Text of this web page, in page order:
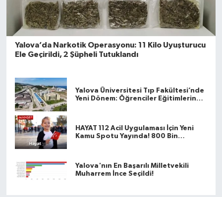
Yalova’da Narkotik Operasyonu: 11 Kilo Uyuşturucu
Ele Geçirildi, 2 Şüpheli Tutuklandı
Yalova Üniversitesi Tıp Fakültesi’nde
Yeni Dönem: Öğrenciler Eğitimlerine
HAYAT 112 Acil Uygulaması İçin Yeni
Kamu Spotu Yayında! 800 Bin
Yalova'nın En Başarılı Milletvekili
Muharrem İnce Seçildi!